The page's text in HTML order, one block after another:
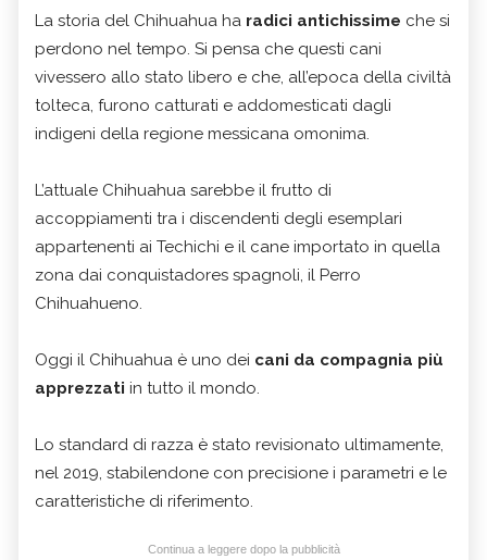
La storia del Chihuahua ha radici antichissime che si
perdono nel tempo. Si pensa che questi cani
vivessero allo stato libero e che, all’epoca della civiltà
tolteca, furono catturati e addomesticati dagli
indigeni della regione messicana omonima.
L’attuale Chihuahua sarebbe il frutto di
accoppiamenti tra i discendenti degli esemplari
appartenenti ai Techichi e il cane importato in quella
zona dai conquistadores spagnoli, il Perro
Chihuahueno.
Oggi il Chihuahua è uno dei cani da compagnia più
apprezzati in tutto il mondo.
Lo standard di razza è stato revisionato ultimamente,
nel 2019, stabilendone con precisione i parametri e le
caratteristiche di riferimento.
Continua a leggere dopo la pubblicità